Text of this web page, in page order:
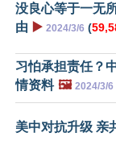
没良心等于一无
由 ▶️ 2024/3/6 (
习怕承担责任？
情资料 🖼️ 2024/3/6
美中对抗升级 亲